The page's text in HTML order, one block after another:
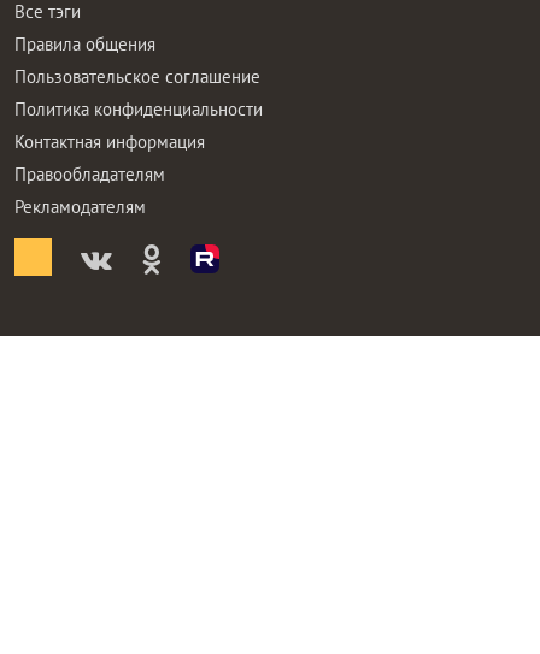
Все тэги
Правила общения
Пользовательское соглашение
Политика конфиденциальности
Контактная информация
Правообладателям
Рекламодателям